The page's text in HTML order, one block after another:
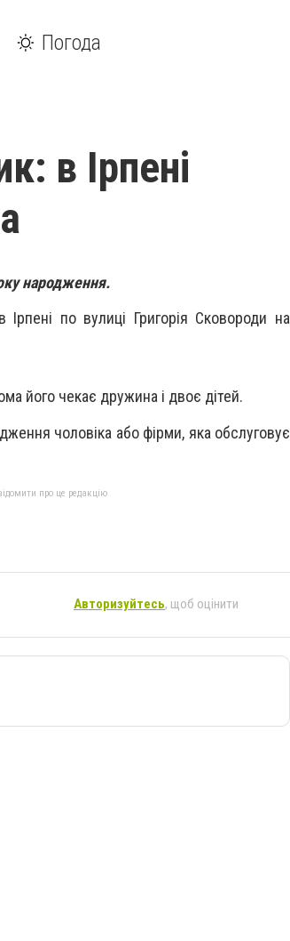
Погода
в Ірпені
народження.
по вулиці Григорія Сковороди на
його чекає дружина і двоє дітей.
чоловіка або фірми, яка обслуговує
про це редакцію
Авторизуйтесь, щоб оцінити